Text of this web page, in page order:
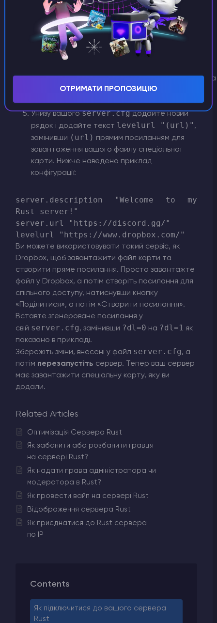
На панелі керування перейдіть до
Диспетчера файлів
ЗавантажтеOxide.Ext.RustEdit.dllдо
папки/RustDedicated_Data/Managed/
Після завершення завантаження
/server/my_server_identity/cfg/
та
відредагуйте файл server.cfg. Якщо його
немає, створіть його.
Унизу вашогоserver.cfgдодайте новий
рядок і додайте текст levelurl "(url)" ,
замінивши (url) прямим посиланням для
завантаження вашого файлу спеціальної
карти. Нижче наведено приклад
конфігурації:
server.description "Welcome to my
Rust server!"
server.url "https://discord.gg/"
Ви можете використовувати такий сервіс, як
Dropbox, щоб завантажити файл карти та
створити пряме посилання. Просто завантажте
файл у Dropbox, а потім створіть посилання для
спільного доступу, натиснувши кнопку
«Поділитися», а потім «Створити посилання».
Вставте згенероване посилання у
свій server.cfg, замінивши ?dl=0 на ?dl=1 як
показано в прикладі.
Збережіть зміни, внесені у файл server.cfg, а
потім перезапустіть сервер. Тепер ваш сервер
має завантажити спеціальну карту, яку ви
додали.
Related Articles
Оптимізація Сервера Rust
Як забанити або розбанити гравця
на сервері Rust?
Як надати права адміністратора чи
модератора в Rust?
Як провести вайп на сервері Rust
Відображення сервера Rust
Як приєднатися до Rust сервера
по IP
Contents
Як підключитися до вашого сервера
Rust
ОТРИМАТИ ПРОПОЗИЦІЮ